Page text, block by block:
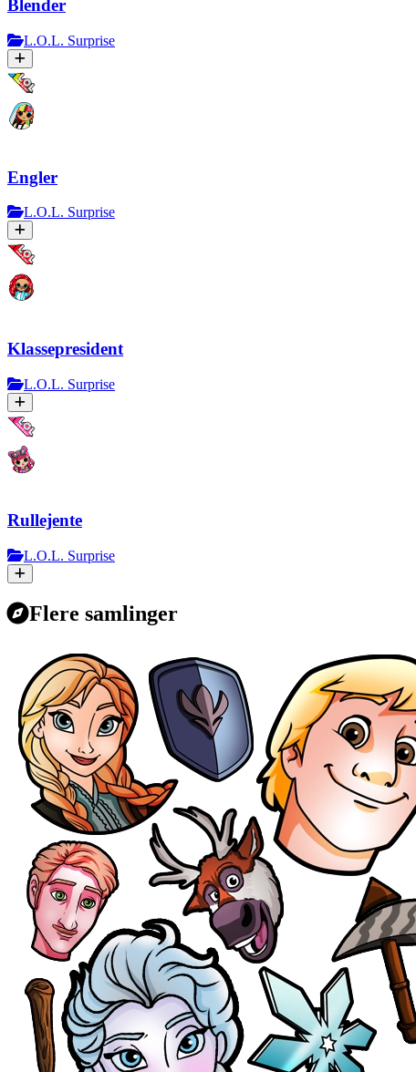
Blender
L.O.L. Surprise
Engler
L.O.L. Surprise
Klassepresident
L.O.L. Surprise
Rullejente
L.O.L. Surprise
Flere samlinger